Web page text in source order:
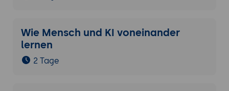
Wie Mensch und KI voneinander
lernen
2 Tage